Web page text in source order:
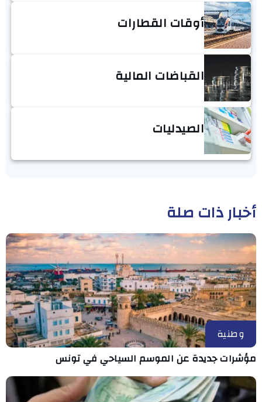
أوقات القطارات
القباضات المالية
الصيدليات
أخبار ذات صلة
وطنية
مؤشرات جديدة عن الموسم السياحي في تونس